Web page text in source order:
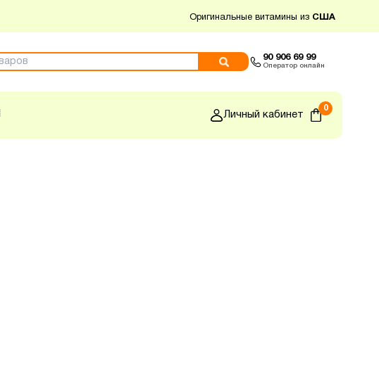
Оригинальные витамины из США
90 906 69 99
Оператор онлайн
Личный кабинет
0